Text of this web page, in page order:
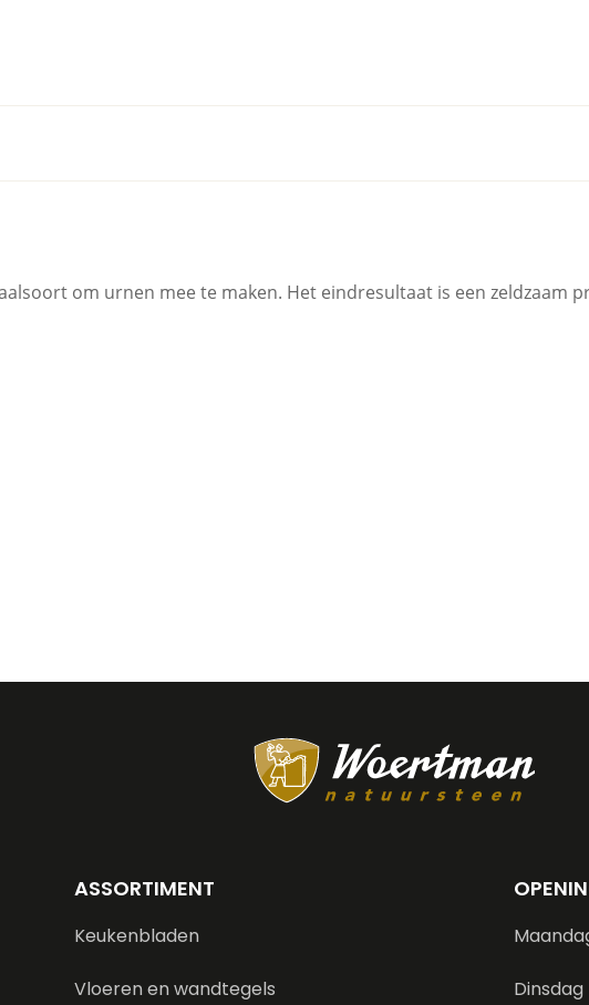
om urnen mee te maken. Het eindresultaat is een zeldzaam
ASSORTIMENT
Keukenbladen
Vloeren en wandtegels Dinsdag